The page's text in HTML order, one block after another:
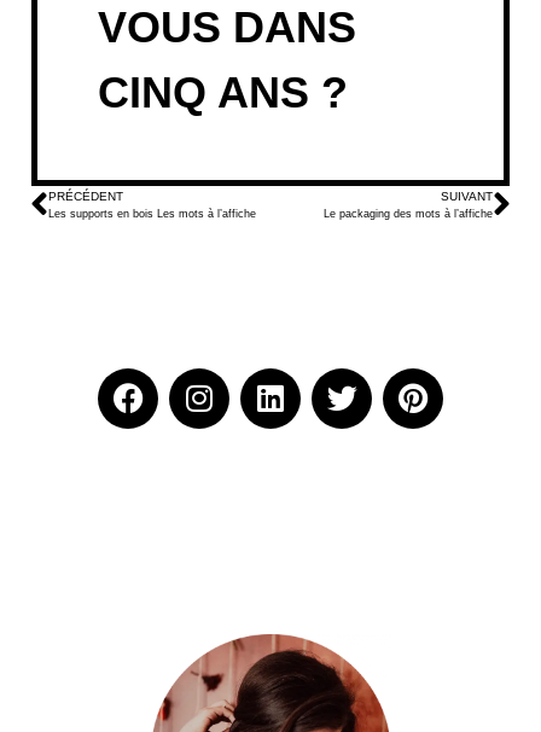
VOUS DANS
CINQ ANS ?
PRÉCÉDENT
Les supports en bois Les mots à l’affiche
SUIVANT
Le packaging des mots à l’affiche